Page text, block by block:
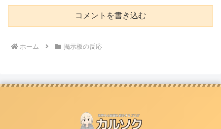
コメントを書き込む
ホーム 掲示板の反応